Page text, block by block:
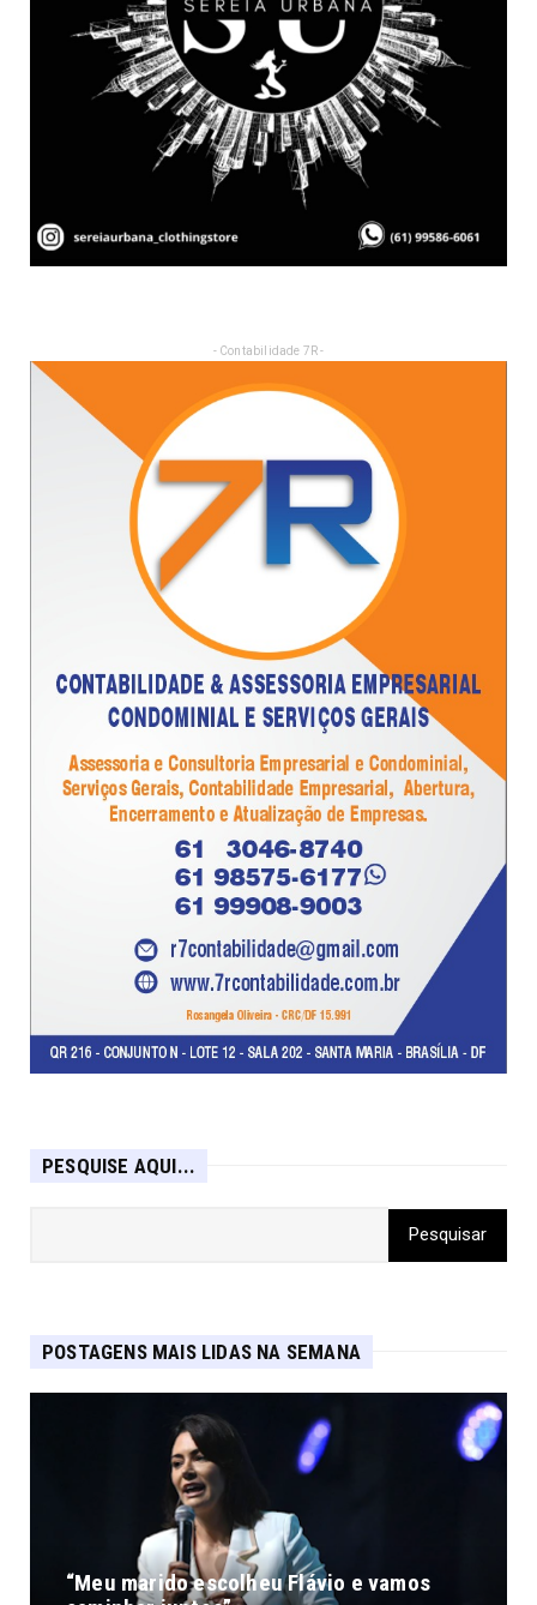
- Contabilidade 7R -
PESQUISE AQUI...
POSTAGENS MAIS LIDAS NA SEMANA
“Meu marido escolheu Flávio e vamos